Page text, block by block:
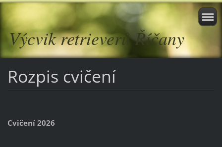
Výcvik retrieverů Říčany
Rozpis cvičení
Cvičení 2026